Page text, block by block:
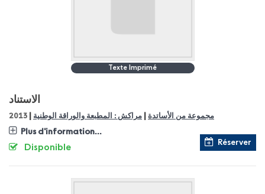
Texte Imprimé
الاستناد
مجموعة من الأساتدة مراكش : المطبعة والوراقة الوطنية 2013
Plus d'information...
Réserver
Disponible